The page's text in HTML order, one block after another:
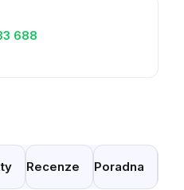
688
Recenze Poradna